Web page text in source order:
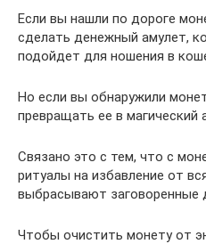
Если вы нашли по дороге
сделать денежный амулет,
подойдет для ношения в
Но если вы обнаружили
превращать ее в магический
Связано это с тем, что с
ритуалы на избавление от
выбрасывают заговоренные
Чтобы очистить монету от